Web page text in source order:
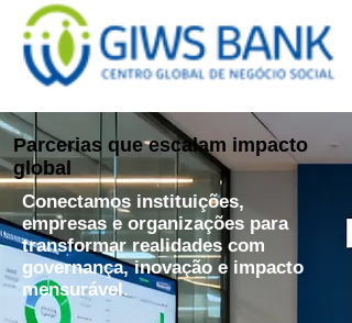
Parcerias que escalam impacto
global
Conectamos instituições,
empresas e organizações para
transformar realidades com
governança, inovação e impacto
mensurável.